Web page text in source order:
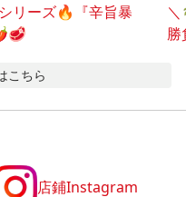
リーズ🔥『辛旨暴
こちら
店鋪Instagram